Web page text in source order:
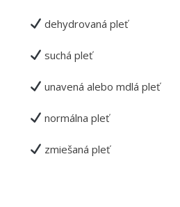
dehydrovaná pleť
suchá pleť
unavená alebo mdlá pleť
normálna pleť
zmiešaná pleť